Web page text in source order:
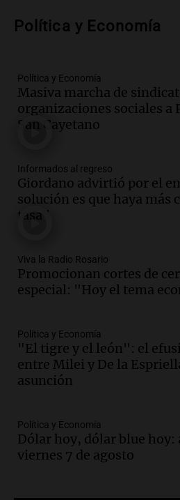
Audio.Preparativos
Panorama Federal
Episodios
Audio.Denuncias por
Congreso y
Episodios
Audio.Río Gallegos
y llega avión para
Episodios
Audio.La justicia
como enfermedad
Episodios
Audio.Aumento de
Luis a partir de agosto
Episodios
Audio.Gabriela
la población del país
Política y Economía
Política y Economía
Masiva marcha de
organizaciones sociales a
San Cayetano
Informados al regreso
Giordano advirtió por el
solución es que haya más
tasa"
Viva la Radio Rosario
Promocionan cortes de
especial: "Hoy el tema
Política y Economía
"El tigre y el león": el
entre Milei y De la
asunción
Política y Economía
Dólar hoy, dólar blue hoy:
viernes 7 de agosto